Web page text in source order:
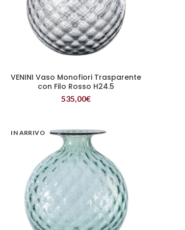
LEGGI TUTTO
VENINI Vaso Monofiori Trasparente
con Filo Rosso H24.5
535,00€
IN ARRIVO